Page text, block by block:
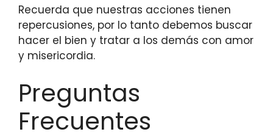
Recuerda que nuestras acciones tienen
repercusiones, por lo tanto debemos buscar
hacer el bien y tratar a los demás con amor
y misericordia.
Preguntas
Frecuentes